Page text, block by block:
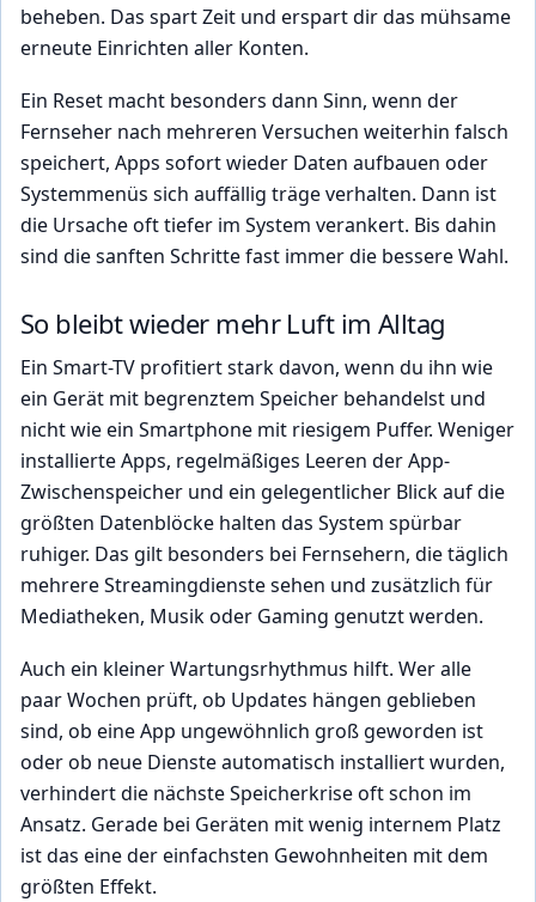
beheben. Das spart Zeit und erspart dir das mühsame
erneute Einrichten aller Konten.
Ein Reset macht besonders dann Sinn, wenn der
Fernseher nach mehreren Versuchen weiterhin falsch
speichert, Apps sofort wieder Daten aufbauen oder
Systemmenüs sich auffällig träge verhalten. Dann ist
die Ursache oft tiefer im System verankert. Bis dahin
sind die sanften Schritte fast immer die bessere Wahl.
So bleibt wieder mehr Luft im Alltag
Ein Smart-TV profitiert stark davon, wenn du ihn wie
ein Gerät mit begrenztem Speicher behandelst und
nicht wie ein Smartphone mit riesigem Puffer. Weniger
installierte Apps, regelmäßiges Leeren der App-
Zwischenspeicher und ein gelegentlicher Blick auf die
größten Datenblöcke halten das System spürbar
ruhiger. Das gilt besonders bei Fernsehern, die täglich
mehrere Streamingdienste sehen und zusätzlich für
Mediatheken, Musik oder Gaming genutzt werden.
Auch ein kleiner Wartungsrhythmus hilft. Wer alle
paar Wochen prüft, ob Updates hängen geblieben
sind, ob eine App ungewöhnlich groß geworden ist
oder ob neue Dienste automatisch installiert wurden,
verhindert die nächste Speicherkrise oft schon im
Ansatz. Gerade bei Geräten mit wenig internem Platz
ist das eine der einfachsten Gewohnheiten mit dem
größten Effekt.